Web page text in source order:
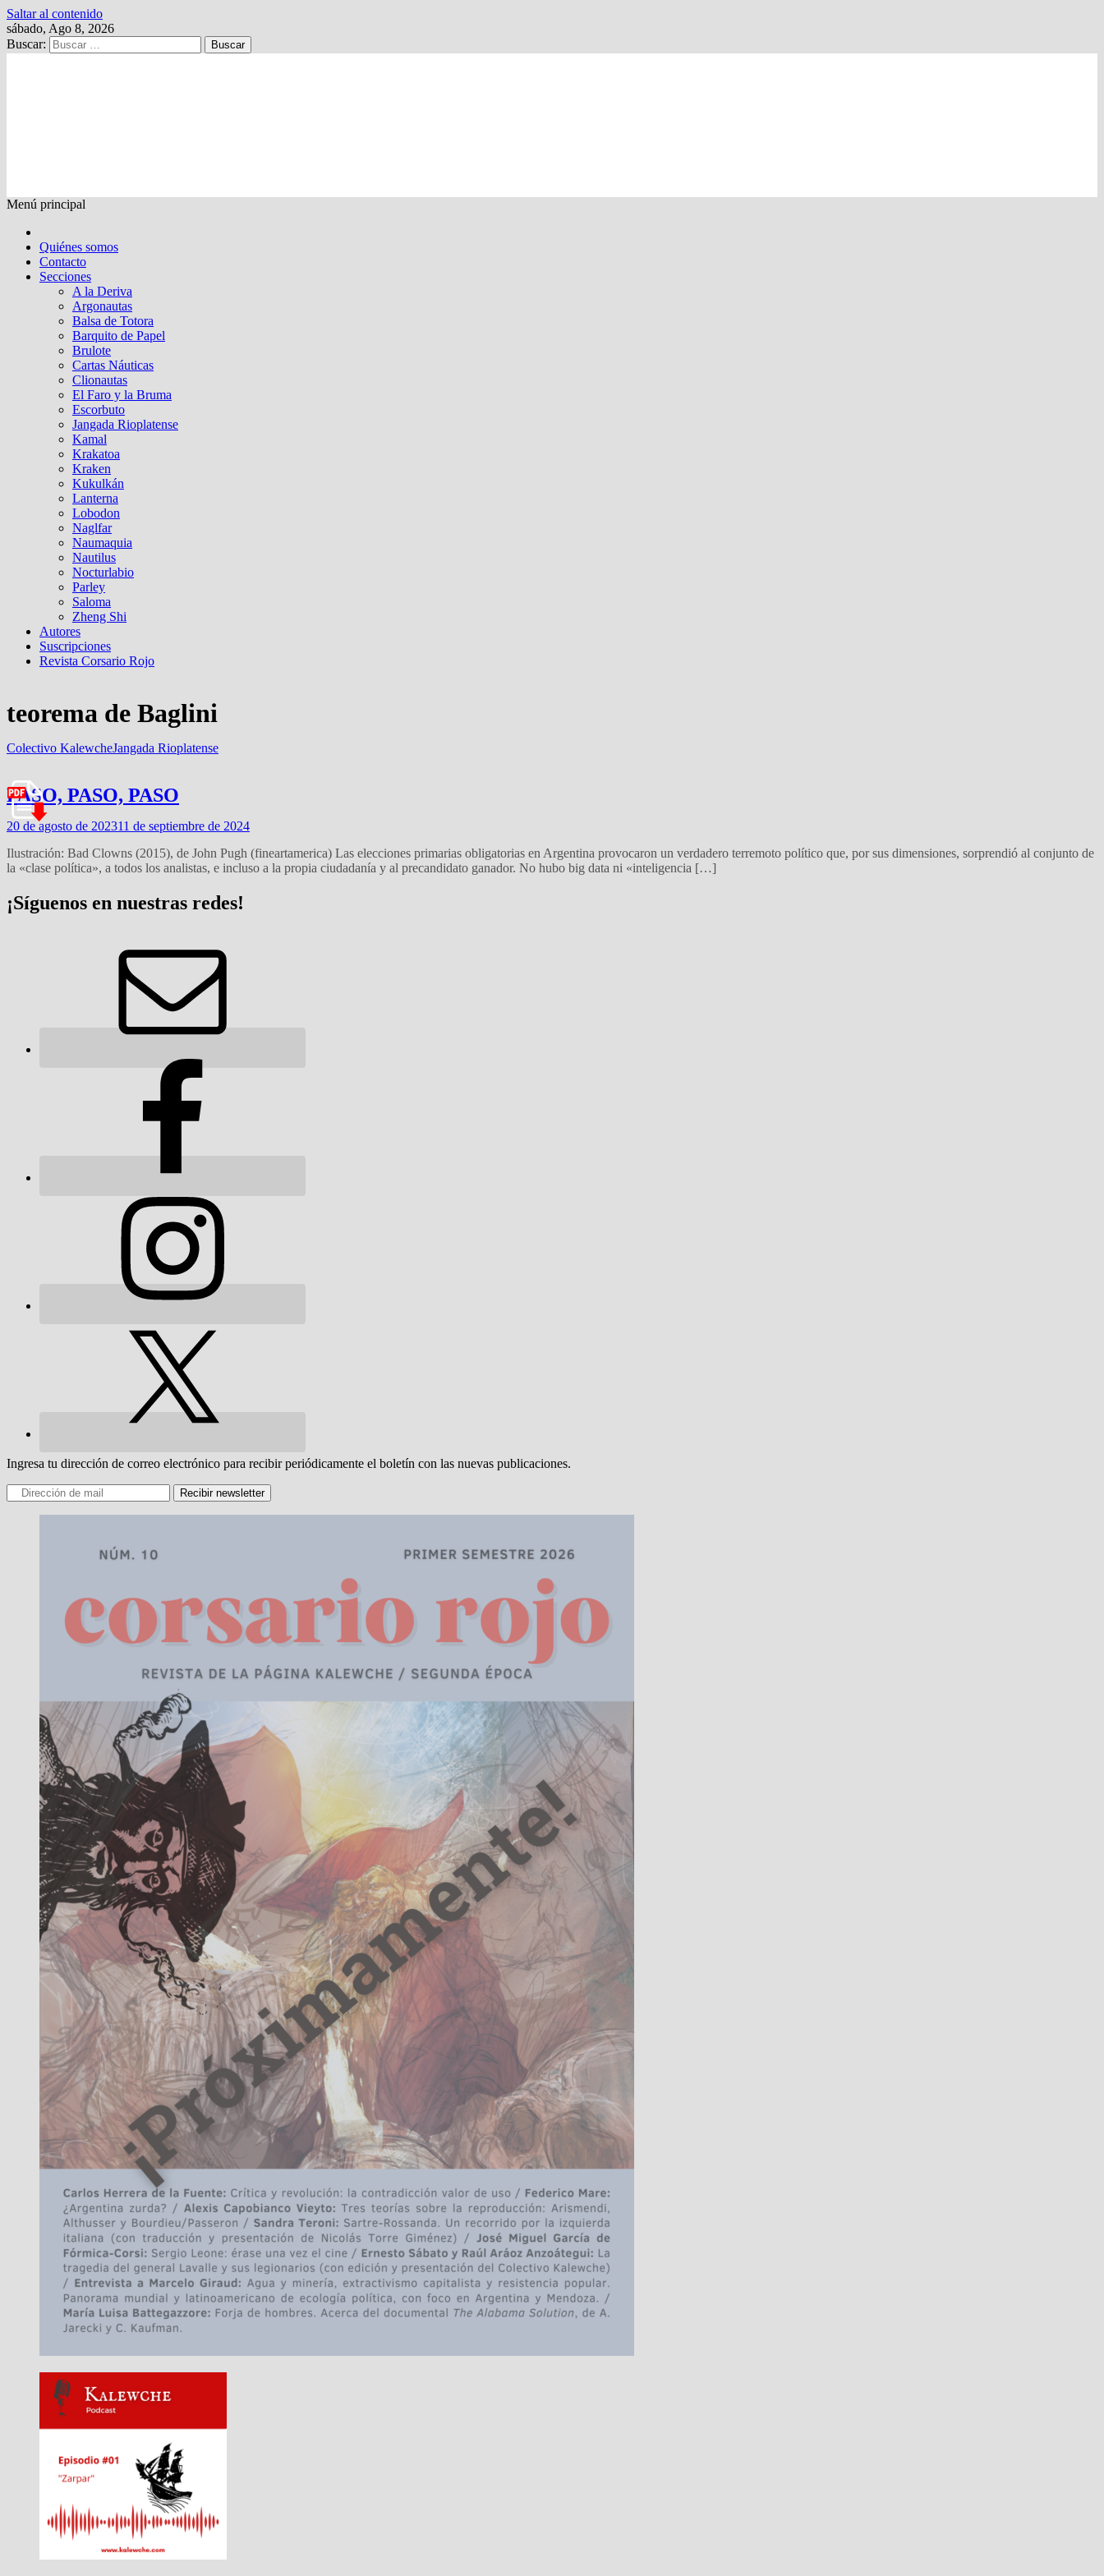
Saltar al contenido
sábado, Ago 8, 2026
Buscar:
Menú principal
Quiénes somos
Contacto
Secciones
A la Deriva
Argonautas
Balsa de Totora
Barquito de Papel
Brulote
Cartas Náuticas
Clionautas
El Faro y la Bruma
Escorbuto
Jangada Rioplatense
Kamal
Krakatoa
Kraken
Kukulkán
Lanterna
Lobodon
Naglfar
Naumaquia
Nautilus
Nocturlabio
Parley
Saloma
Zheng Shi
Autores
Suscripciones
Revista Corsario Rojo
teorema de Baglini
Colectivo KalewcheJangada Rioplatense
PASO, PASO, PASO
20 de agosto de 202311 de septiembre de 2024
Ilustración: Bad Clowns (2015), de John Pugh (fineartamerica) Las elecciones primarias obligatorias en Argentina provocaron un verdadero terremoto político que, por sus dimensiones, sorprendió al conjunto de
la «clase política», a todos los analistas, e incluso a la propia ciudadanía y al precandidato ganador. No hubo big data ni «inteligencia […]
¡Síguenos en nuestras redes!
Ingresa tu dirección de correo electrónico para recibir periódicamente el boletín con las nuevas publicaciones.
Recibir newsletter